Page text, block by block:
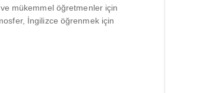
mükemmel öğretmenler için
İngilizce öğrenmek için